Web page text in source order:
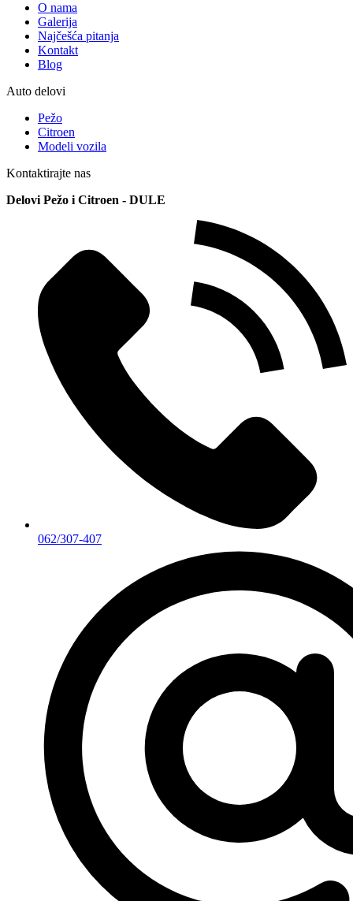
O nama
Galerija
Najčešća pitanja
Kontakt
Blog
Auto delovi
Pežo
Citroen
Modeli vozila
Kontaktirajte nas
Delovi Pežo i Citroen - DULE
062/307-407